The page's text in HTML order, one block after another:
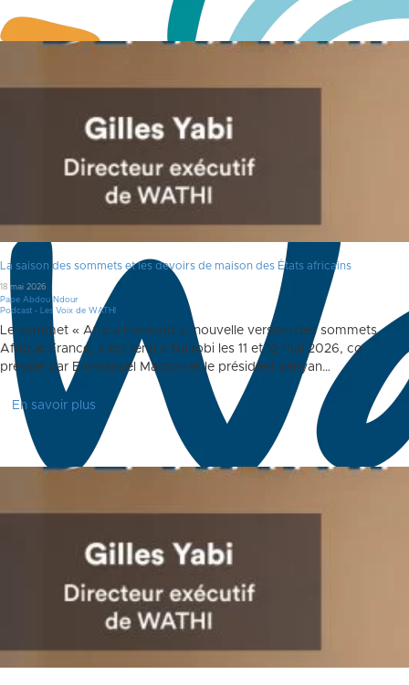
La saison des sommets et les devoirs de maison des États africains
18 mai 2026
Pape Abdou Ndour
Podcast - Les Voix de WATHI
Le sommet « Africa Forward », nouvelle version des sommets
Afrique France, s’est tenu à Nairobi les 11 et 12 mai 2026, co-
présidé par Emmanuel Macron et le président kényan…
En savoir plus